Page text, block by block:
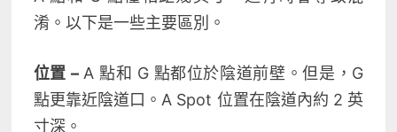
淆。以下是一些主要區別。
位置 –A 點和 G 點都位於陰道前壁。但是，G
點更靠近陰道口。A Spot 位置在陰道內約 2 英
寸深。